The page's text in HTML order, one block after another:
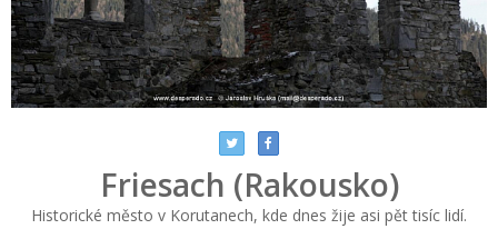
Friesach (Rakousko)
Historické město v Korutanech, kde dnes žije asi pět tisíc lidí.